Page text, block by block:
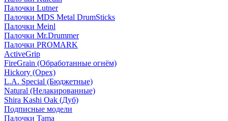
Палочки Lutner
Палочки MDS Metal DrumSticks
Палочки Meinl
Палочки Mr.Drummer
Палочки PROMARK
ActiveGrip
FireGrain (Обработанные огнём)
Hickory (Орех)
L.A. Special (Бюджетные)
Natural (Нелакированные)
Shira Kashi Oak (Дуб)
Подписные модели
Палочки Tama